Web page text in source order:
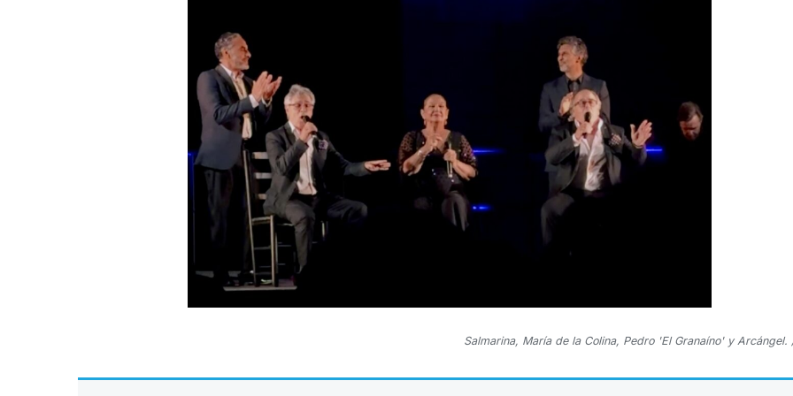
Salmarina, María de la Colina, Pedro 'El Granaíno' y Arcángel.